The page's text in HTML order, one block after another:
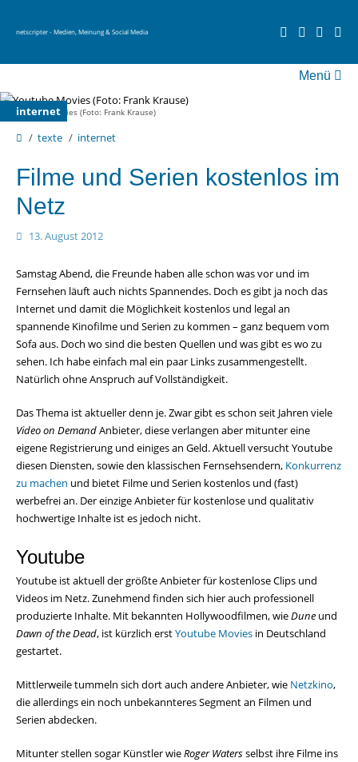
netscripter - Medien, Meinung & Social Media
Menü
über netscripter
Youtube Movies (Foto: Frank Krause)
internet
texte
internet
Filme und Serien kostenlos im
Netz
13. August 2012
Samstag Abend, die Freunde haben alle schon was vor und im
Fernsehen läuft auch nichts Spannendes. Doch es gibt ja noch das
Internet und damit die Möglichkeit kostenlos und legal an
spannende Kinofilme und Serien zu kommen – ganz bequem vom
Sofa aus. Doch wo sind die besten Quellen und was gibt es wo zu
sehen. Ich habe einfach mal ein paar Links zusammengestellt.
Natürlich ohne Anspruch auf Vollständigkeit.
Das Thema ist aktueller denn je. Zwar gibt es schon seit Jahren viele
Video on DemandAnbieter, diese verlangen aber mitunter eine
eigene Registrierung und einiges an Geld. Aktuell versucht Youtube
diesen Diensten, sowie den klassischen Fernsehsendern, Konkurrenz
zu machen und bietet Filme und Serien kostenlos und (fast)
werbefrei an. Der einzige Anbieter für kostenlose und qualitativ
hochwertige Inhalte ist es jedoch nicht.
Youtube
Youtube ist aktuell der größte Anbieter für kostenlose Clips und
Videos im Netz. Zunehmend finden sich hier auch professionell
produzierte Inhalte. Mit bekannten Hollywoodfilmen, wieDune und
Dawn of the Dead, ist kürzlich erstYoutube Movies in Deutschland
gestartet.
Mittlerweile tummeln sich dort auch andere Anbieter, wie Netzkino,
die allerdings ein noch unbekannteres Segment an Filmen und
Serien abdecken.
Mitunter stellen sogar Künstler wieRoger Watersselbst ihre Filme ins